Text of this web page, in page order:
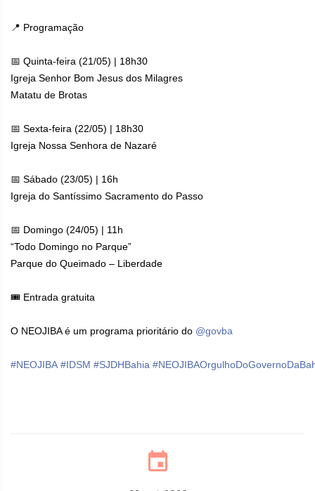
📍 Programação
📅 Quinta-feira (21/05) | 18h30
Igreja Senhor Bom Jesus dos Milagres
Matatu de Brotas
📅 Sexta-feira (22/05) | 18h30
Igreja Nossa Senhora de Nazaré
📅 Sábado (23/05) | 16h
Igreja do Santíssimo Sacramento do Passo
📅 Domingo (24/05) | 11h
“Todo Domingo no Parque”
Parque do Queimado – Liberdade
🎟️ Entrada gratuita
O NEOJIBA é um programa prioritário do @govba
#NEOJIBA #IDSM #SJDHBahia